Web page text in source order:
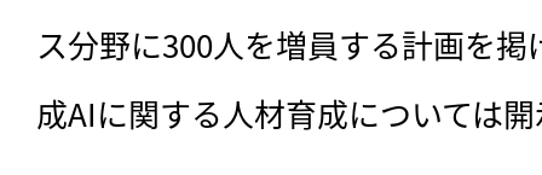
ス分野に300人を増員する計画を
成AIに関する人材育成については